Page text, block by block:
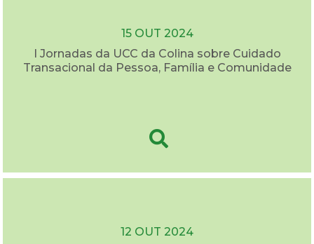
15 OUT 2024
I Jornadas da UCC da Colina sobre Cuidado
Transacional da Pessoa, Família e Comunidade
12 OUT 2024